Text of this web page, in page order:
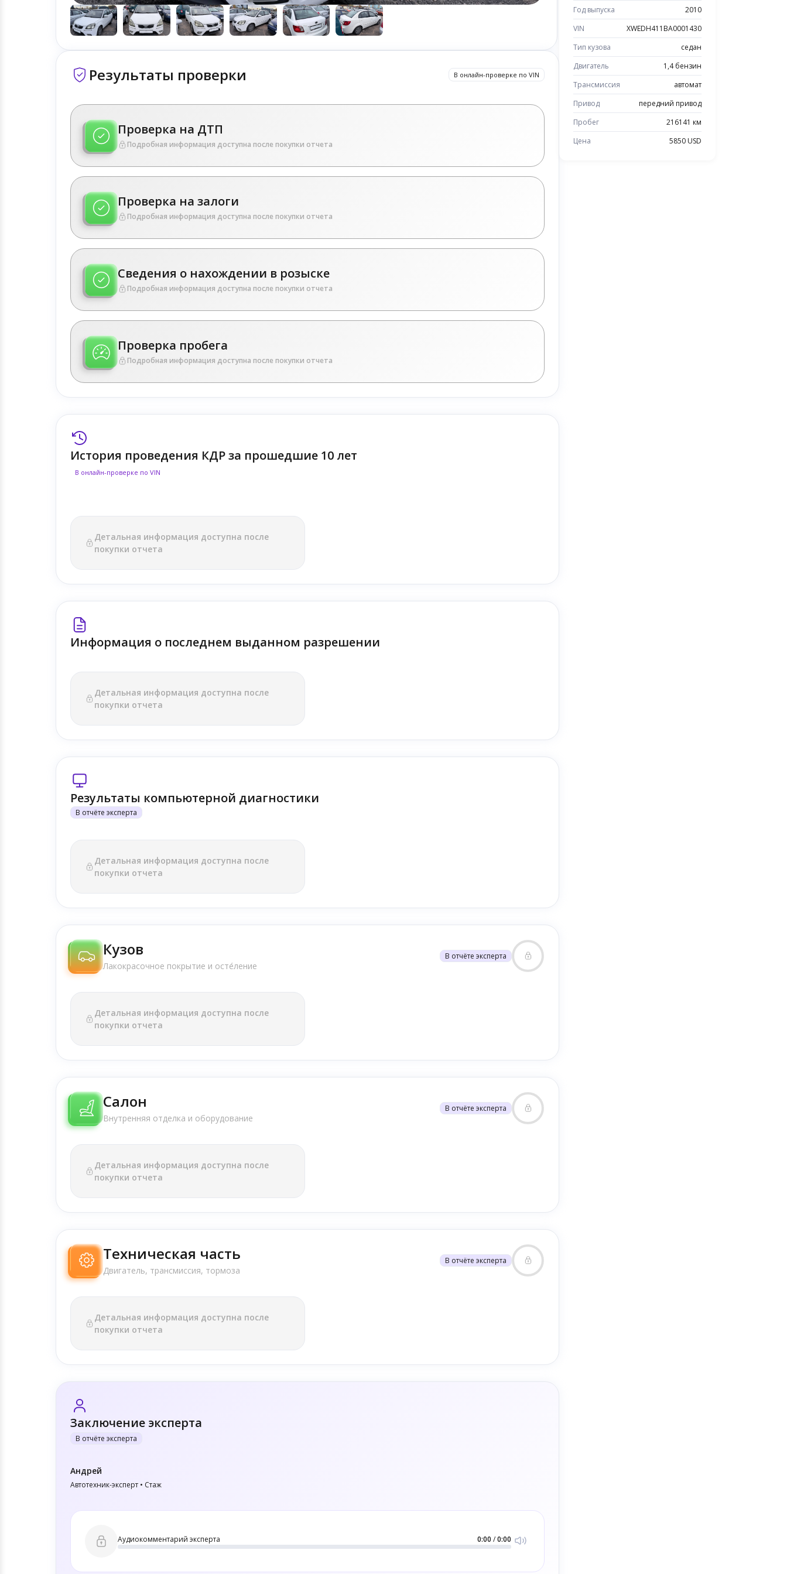
Результаты проверки В онлайн-проверке по VIN
Проверка на ДТП
Подробная информация доступна после покупки отчета
Проверка на залоги
Подробная информация доступна после покупки отчета
Сведения о нахождении в розыске
Подробная информация доступна после покупки отчета
Проверка пробега
Подробная информация доступна после покупки отчета
История проведения КДР за прошедшие 10 лет
В онлайн-проверке по VIN
Детальная информация доступна после
покупки отчета
Информация о последнем выданном разрешении
Детальная информация доступна после
покупки отчета
Результаты компьютерной диагностики
В отчёте эксперта
Детальная информация доступна после
покупки отчета
Кузов
Лакокрасочное покрытие и осте́ление
В отчёте эксперта
Детальная информация доступна после
покупки отчета
Салон
Внутренняя отделка и оборудование
В отчёте эксперта
Детальная информация доступна после
покупки отчета
Техническая часть
Двигатель, трансмиссия, тормоза
В отчёте эксперта
Детальная информация доступна после
покупки отчета
Заключение эксперта
В отчёте эксперта
Андрей
Автотехник-эксперт • Стаж
Аудиокомментарий эксперта 0:00 /0:00
Год выпуска
2010
VIN
XWEDH411BA0001430
Тип кузова
седан
Двигатель
1,4 бензин
Трансмиссия
автомат
Привод
передний привод
Пробег
216141 км
Цена
5850 USD